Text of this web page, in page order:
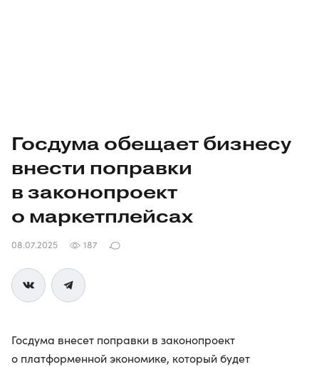
Госдума обещает бизнесу
внести поправки
в законопроект
о маркетплейсах
08.07.2025 187
Госдума внесет поправки в законопроект
о платформенной экономике, который будет